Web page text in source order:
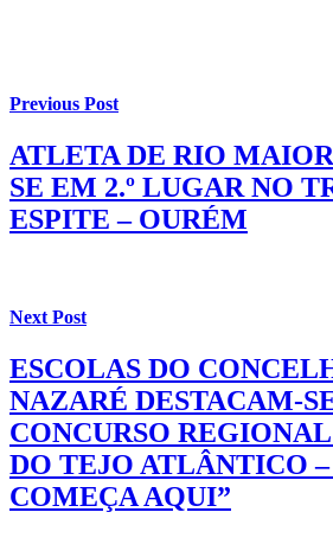
Previous Post
ATLETA DE RIO
SE EM 2.º LUGAR NO
ESPITE – OURÉM
Next Post
ESCOLAS DO
NAZARÉ DESTACAM-
CONCURSO
DO TEJO ATLÂNTICO
COMEÇA AQUI”